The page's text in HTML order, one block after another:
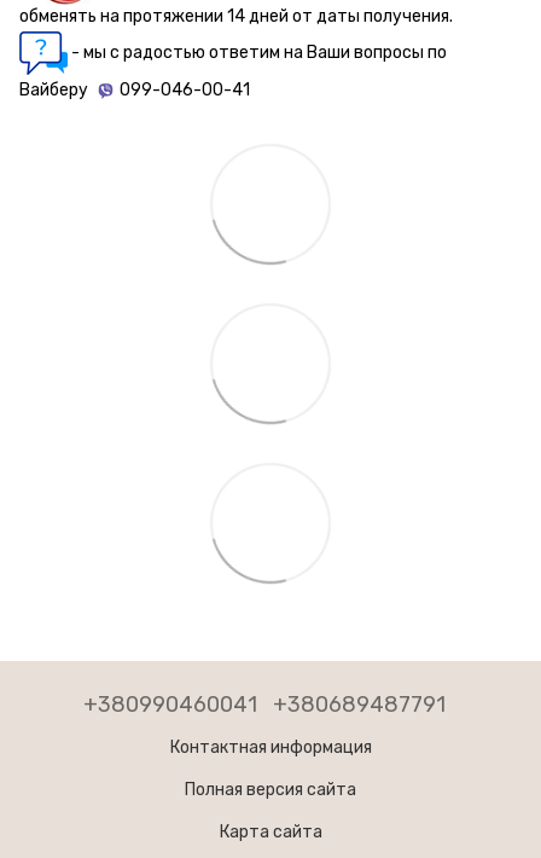
обменять на протяжении 14 дней от даты получения.
- мы с радостью ответим на Ваши вопросы по
Вайберу
099-046-00-41
+380990460041 +380689487791
Контактная информация
Полная версия сайта
Карта сайта